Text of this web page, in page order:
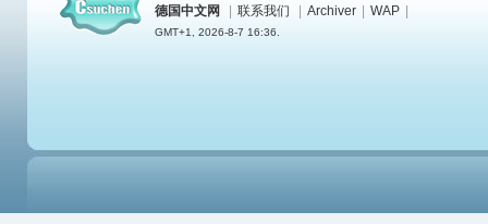
德国中文网
联系我们 Archiver WAP
GMT+1, 2026-8-7 16:36.